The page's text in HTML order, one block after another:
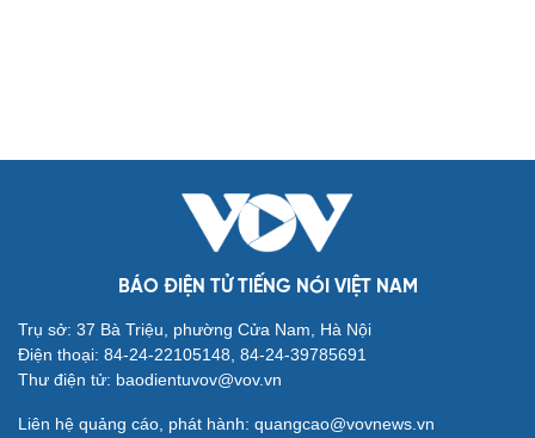
BÁO ĐIỆN TỬ TIẾNG NÓI VIỆT NAM
Trụ sở: 37 Bà Triệu, phường Cửa Nam, Hà Nội
Điện thoại: 84-24-22105148, 84-24-39785691
Thư điện tử: baodientuvov@vov.vn
Liên hệ quảng cáo, phát hành: quangcao@vovnews.vn